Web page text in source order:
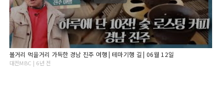
볼거리 먹을거리 가득한 경남 진주 여행 | 테마기행 길 | 06월 12일
대전MBC | 6년 전